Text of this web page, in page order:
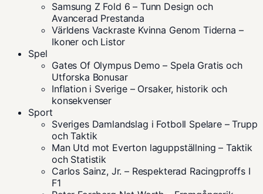
Samsung Z Fold 6 – Tunn Design och
Avancerad Prestanda
Världens Vackraste Kvinna Genom Tiderna –
Ikoner och Listor
Spel
Gates Of Olympus Demo – Spela Gratis och
Utforska Bonusar
Inflation i Sverige – Orsaker, historik och
konsekvenser
Sport
Sveriges Damlandslag i Fotboll Spelare – Trupp
och Taktik
Man Utd mot Everton laguppställning – Taktik
och Statistik
Carlos Sainz, Jr. – Respekterad Racingproffs I
F1